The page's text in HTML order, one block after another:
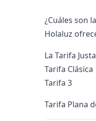
¿Cuáles son
Holaluz
La Tarifa Justa
Tarifa Clásica
Tarifa 3
Tarifa Plana